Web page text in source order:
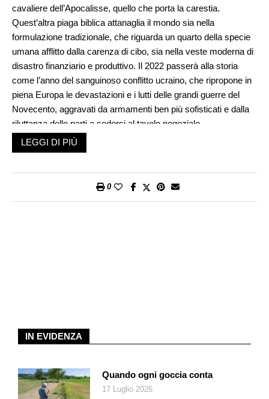
cavaliere dell’Apocalisse, quello che porta la carestia.
Quest’altra piaga biblica attanaglia il mondo sia nella
formulazione tradizionale, che riguarda un quarto della specie
umana afflitto dalla carenza di cibo, sia nella veste moderna di
disastro finanziario e produttivo. Il 2022 passerà alla storia
come l’anno del sanguinoso conflitto ucraino, che ripropone in
piena Europa le devastazioni e i lutti delle grandi guerre del
Novecento, aggravati da armamenti ben più sofisticati e dalla
riluttanza delle parti a sedersi al tavolo negoziale.
È stato anche l’anno in cui una serie di fattori innescati dalla
dell’ambiente che sembrava finalmente avviarsi, prima che in
Non facciamoci troppe illusioni, possiamo affidare al 2023
sconfigga insieme, prima che siano trascorsi i prossimi dodici
mesi, la tragica stupidità della guerra e tutti i guai che ne sono
LEGGI DI PIÙ
0
IN EVIDENZA
Quando ogni goccia conta
17 Luglio 2026